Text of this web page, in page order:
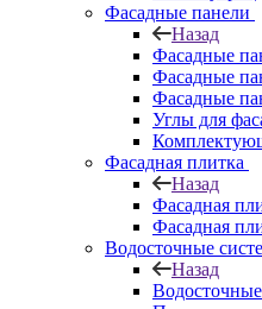
Фасадные панели
Назад
Фасадные
Фасадные
Фасадные
Углы для
Фасадная плитка
Назад
Фасадная
Фасадная
Водосточные
Назад